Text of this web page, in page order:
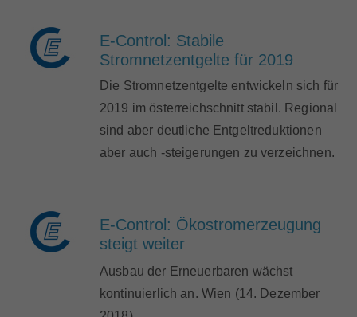
E-Control: Stabile
Stromnetzentgelte für 2019
Die Stromnetzentgelte entwickeln sich für
2019 im österreichschnitt stabil. Regional
sind aber deutliche Entgeltreduktionen
aber auch -steigerungen zu verzeichnen.
E-Control: Ökostromerzeugung
steigt weiter
Ausbau der Erneuerbaren wächst
kontinuierlich an. Wien (14. Dezember